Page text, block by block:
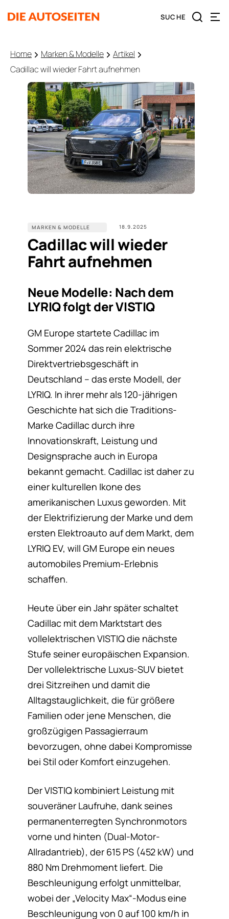
Home Marken & Modelle
Artikel
Cadillac will wieder Fahrt aufnehmen
MARKEN & MODELLE 18.9.2025
Cadillac will wieder
Fahrt aufnehmen
Neue Modelle: Nach dem
LYRIQ folgt der VISTIQ
GM Europe startete Cadillac im
Sommer 2024 das rein elektrische
Direktvertriebsgeschäft in
Deutschland – das erste Modell, der
LYRIQ. In ihrer mehr als 120-jährigen
Geschichte hat sich die Traditions-
Marke Cadillac durch ihre
Innovationskraft, Leistung und
Designsprache auch in Europa
bekannt gemacht. Cadillac ist daher zu
einer kulturellen Ikone des
amerikanischen Luxus geworden. Mit
der Elektrifizierung der Marke und dem
ersten Elektroauto auf dem Markt, dem
LYRIQ EV, will GM Europe ein neues
automobiles Premium-Erlebnis
schaffen.
Heute über ein Jahr später schaltet
Cadillac mit dem Marktstart des
vollelektrischen VISTIQ die nächste
Stufe seiner europäischen Expansion.
Der vollelektrische Luxus-SUV bietet
drei Sitzreihen und damit die
Alltagstauglichkeit, die für größere
Familien oder jene Menschen, die
großzügigen Passagierraum
bevorzugen, ohne dabei Kompromisse
bei Stil oder Komfort einzugehen.
Der VISTIQ kombiniert Leistung mit
souveräner Laufruhe, dank seines
permanenterregten Synchronmotors
vorne und hinten (Dual-Motor-
Allradantrieb), der 615 PS (452 kW) und
880 Nm Drehmoment liefert. Die
Beschleunigung erfolgt unmittelbar,
wobei der „Velocity Max“-Modus eine
Beschleunigung von 0 auf 100 km/h in